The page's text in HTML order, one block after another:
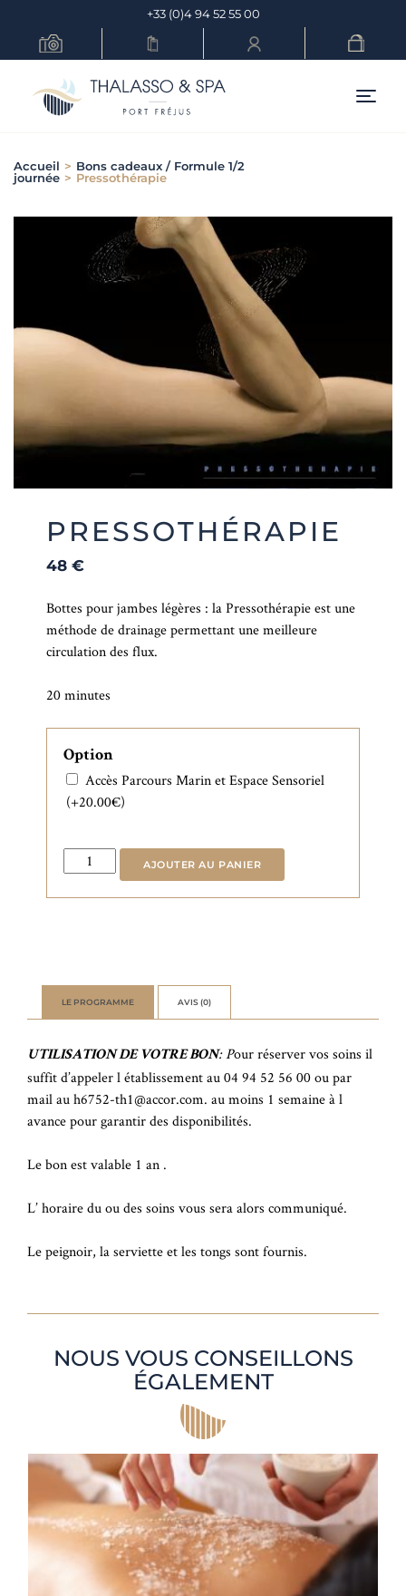
content
+33 (0)4 94 52 55 00
Menu
Accueil > Bons cadeaux / Formule 1/2
journée > Pressothérapie
PRESSOTHÉRAPIE
48 €
Bottes pour jambes légères : la Pressothérapie est une
méthode de drainage permettant une meilleure
circulation des flux.
20 minutes
Option
Accès Parcours Marin et Espace Sensoriel
(+20.00€)
quantité
de
Pressothérapie
AJOUTER AU PANIER
LE PROGRAMME AVIS (0)
UTILISATION DE VOTRE BON: Pour réserver vos soins il
suffit d’appeler l établissement au 04 94 52 56 00 ou par
mail au h6752-th1@accor.com. au moins 1 semaine à l
avance pour garantir des disponibilités.
Le bon est valable 1 an .
L’ horaire du ou des soins vous sera alors communiqué.
Le peignoir, la serviette et les tongs sont fournis.
NOUS VOUS CONSEILLONS
ÉGALEMENT